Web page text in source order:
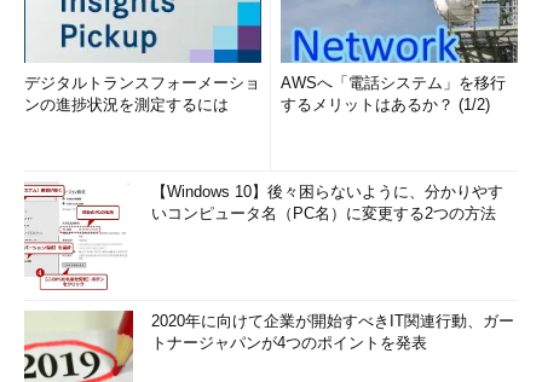
デジタルトランスフォーメーショ
ンの進捗状況を測定するには
AWSへ「電話システム」を移行
するメリットはあるか？ (1/2)
【Windows 10】後々困らないように、分かりやす
いコンピュータ名（PC名）に変更する2つの方法
2020年に向けて企業が開始すべきIT関連行動、ガー
トナージャパンが4つのポイントを発表